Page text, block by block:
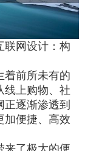
联网设计：构
着前所未有的
线上购物、社
逐渐渗透到
加便捷、高效
来了极大的便